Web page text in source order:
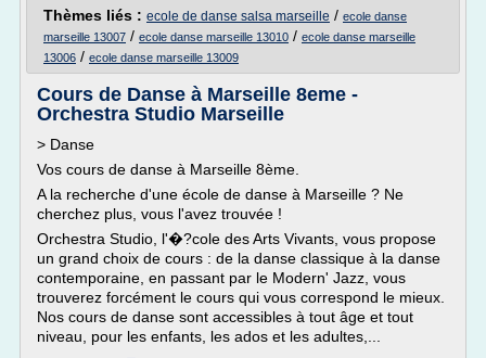
Thèmes liés : ecole de danse salsa marseille / ecole danse
marseille 13007 / ecole danse marseille 13010 / ecole danse marseille
13006 / ecole danse marseille 13009
Cours de Danse à Marseille 8eme -
Orchestra Studio Marseille
> Danse
Vos cours de danse à Marseille 8ème.
A la recherche d'une école de danse à Marseille ? Ne
cherchez plus, vous l'avez trouvée !
Orchestra Studio, l'�?cole des Arts Vivants, vous propose
un grand choix de cours : de la danse classique à la danse
contemporaine, en passant par le Modern' Jazz, vous
trouverez forcément le cours qui vous correspond le mieux.
Nos cours de danse sont accessibles à tout âge et tout
niveau, pour les enfants, les ados et les adultes,...